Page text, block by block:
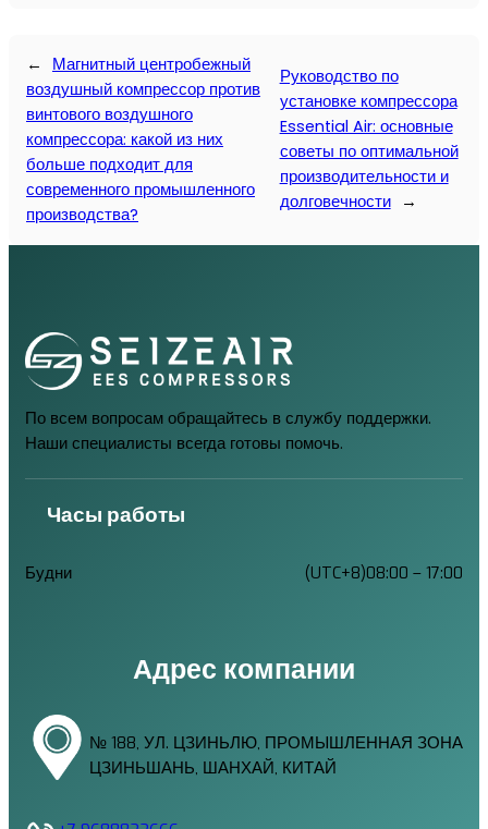
←
Магнитный центробежный
воздушный компрессор против
винтового воздушного
компрессора: какой из них
больше подходит для
современного промышленного
производства?
Руководство по
установке компрессора
Essential Air: основные
советы по оптимальной
производительности и
долговечности
→
По всем вопросам обращайтесь в службу поддержки.
Наши специалисты всегда готовы помочь.
Часы работы
Будни (UTC+8)08:00 – 17:00
Адрес компании
№ 188, УЛ. ЦЗИНЬЛЮ, ПРОМЫШЛЕННАЯ ЗОНА
ЦЗИНЬШАНЬ, ШАНХАЙ, КИТАЙ